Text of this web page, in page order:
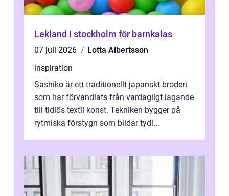
Lekland i stockholm för barnkalas
07 juli 2026
Lotta Albertsson
inspiration
Sashiko är ett traditionellt japanskt broderi
som har förvandlats från vardagligt lagande
till tidlös textil konst. Tekniken bygger på
rytmiska förstygn som bildar tydl...